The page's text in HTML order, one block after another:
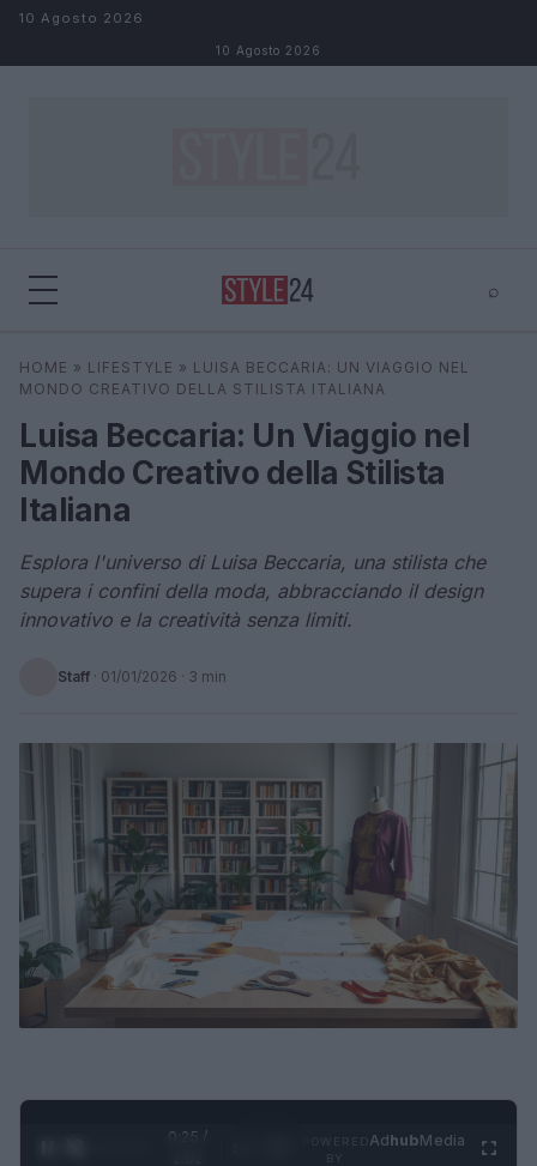
Salta al contenuto
10 Agosto 2026
10 Agosto 2026
⌕
Cerca ⌕
HOME » LIFESTYLE » LUISA BECCARIA: UN VIAGGIO NEL
MONDO CREATIVO DELLA STILISTA ITALIANA
Luisa Beccaria: Un Viaggio nel
Mondo Creativo della Stilista
Italiana
Esplora l'universo di Luisa Beccaria, una stilista che
supera i confini della moda, abbracciando il design
innovativo e la creatività senza limiti.
Staff · 01/01/2026 · 3 min
0:26 /
AdhubMedia